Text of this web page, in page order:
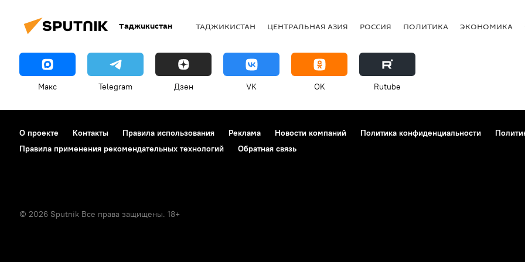
Таджикистан ТАДЖИКИСТАН ЦЕНТРАЛЬНАЯ АЗИЯ РОССИЯ ПОЛИТИКА ЭКОНОМИКА
Макс Telegram Дзен VK OK Rutube
О проекте Контакты Правила использования Реклама Новости компаний Политика конфиденциальности
Правила применения рекомендательных технологий
Обратная связь
© 2026 Sputnik Все права защищены. 18+